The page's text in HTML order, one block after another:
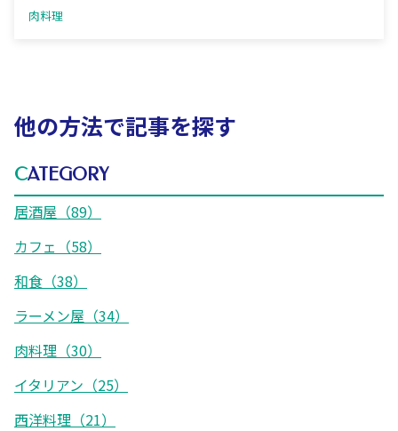
肉料理
他の方法で記事を探す
CATEGORY
居酒屋（89）
カフェ（58）
和食（38）
ラーメン屋（34）
肉料理（30）
イタリアン（25）
西洋料理（21）